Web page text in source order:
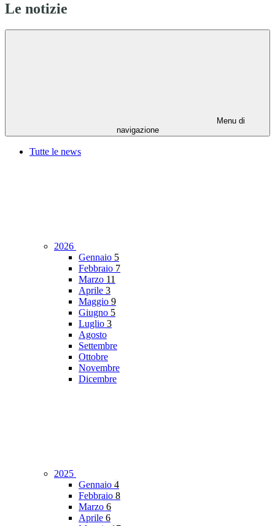
Le notizie
Menu di
navigazione
Tutte le news
2026
Gennaio 5
Febbraio 7
Marzo 11
Aprile 3
Maggio 9
Giugno 5
Luglio 3
Agosto
Settembre
Ottobre
Novembre
Dicembre
2025
Gennaio 4
Febbraio 8
Marzo 6
Aprile 6